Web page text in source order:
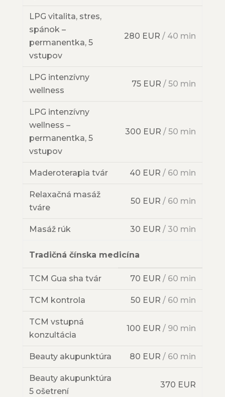
LPG vitalita, stres,
spánok –
permanentka, 5
vstupov
280 EUR / 40 min
LPG intenzívny
wellness
75 EUR / 50 min
LPG intenzívny
wellness –
permanentka, 5
vstupov
300 EUR / 50 min
Maderoterapia tvár 40 EUR / 60 min
Relaxačná masáž
tváre
50 EUR / 60 min
Masáž rúk 30 EUR / 30 min
Tradičná čínska medicína
TCM Gua sha tvár 70 EUR / 60 min
TCM kontrola 50 EUR / 60 min
TCM vstupná
konzultácia
100 EUR / 90 min
Beauty akupunktúra 80 EUR / 60 min
Beauty akupunktúra
5 ošetrení
370 EUR